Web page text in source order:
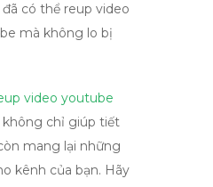
có thể reup video
mà không lo bị
video youtube
chỉ giúp tiết
mang lại những
kênh của bạn. Hãy